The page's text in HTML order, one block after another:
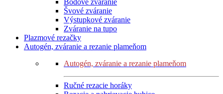
Bodové zváranie
Švové zváranie
Výstupkové zváranie
Zváranie na tupo
Plazmové rezačky
Autogén, zváranie a rezanie plameňom
Autogén, zváranie a rezanie plameňom
Ručné rezacie horáky